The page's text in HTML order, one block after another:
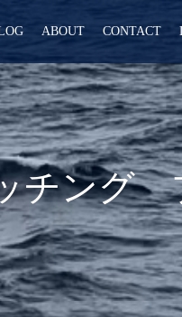
ABOUT CONTACT
チング